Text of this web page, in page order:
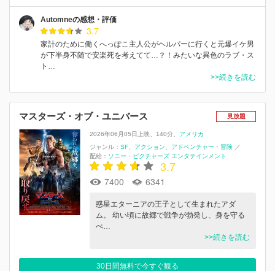
Automneの感想・評価
3.7
家計のために働くへっぽこ主人公がヘルパーに行くと元爆イケ男
が下半身不随で安楽死を考えてて…？！みたいな異色のラブ・ス
ト…
>>続きを読む
マスターズ・オブ・ユニバース 見放題
2026年06月05日上映 140分
アメリカ
ジャンル： SF アクション アドベンチャー・冒険 ／
配給： ソニー・ピクチャーズ エンタテインメント
3.7
7400 6341
惑星エターニアの王子として生まれたアダ
ム。 幼い頃に故郷で戦争が勃発し、身を守る
べ…
>>続きを読む
30日間無料で今すぐ観る